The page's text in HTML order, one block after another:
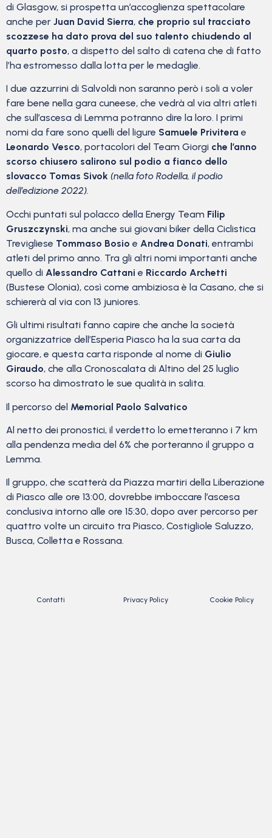
di Glasgow, si prospetta un’accoglienza spettacolare
anche per Juan David Sierra, che proprio sul tracciato
scozzese ha dato prova del suo talento chiudendo al
quarto posto, a dispetto del salto di catena che di fatto
l’ha estromesso dalla lotta per le medaglie.
I due azzurrini di Salvoldi non saranno però i soli a voler
fare bene nella gara cuneese, che vedrà al via altri atleti
che sull’ascesa di Lemma potranno dire la loro. I primi
nomi da fare sono quelli del ligure Samuele Privitera e
Leonardo Vesco, portacolori del Team Giorgi che l’anno
scorso chiusero salirono sul podio a fianco dello
slovacco Tomas Sivok (nella foto Rodella, il podio
dell’edizione 2022).
Occhi puntati sul polacco della Energy Team Filip
Gruszczynski, ma anche sui giovani biker della Ciclistica
Trevigliese Tommaso Bosio e Andrea Donati, entrambi
atleti del primo anno. Tra gli altri nomi importanti anche
quello di Alessandro Cattani e Riccardo Archetti
(Bustese Olonia), così come ambiziosa è la Casano, che si
schiererà al via con 13 juniores.
Gli ultimi risultati fanno capire che anche la società
organizzatrice dell’Esperia Piasco ha la sua carta da
giocare, e questa carta risponde al nome di Giulio
Giraudo, che alla Cronoscalata di Altino del 25 luglio
scorso ha dimostrato le sue qualità in salita.
Il percorso del Memorial Paolo Salvatico
Al netto dei pronostici, il verdetto lo emetteranno i 7 km
alla pendenza media del 6% che porteranno il gruppo a
Lemma.
Il gruppo, che scatterà da Piazza martiri della Liberazione
di Piasco alle ore 13:00, dovrebbe imboccare l’ascesa
conclusiva intorno alle ore 15:30, dopo aver percorso per
quattro volte un circuito tra Piasco, Costigliole Saluzzo,
Busca, Colletta e Rossana.
Contatti Privacy Policy Cookie Policy